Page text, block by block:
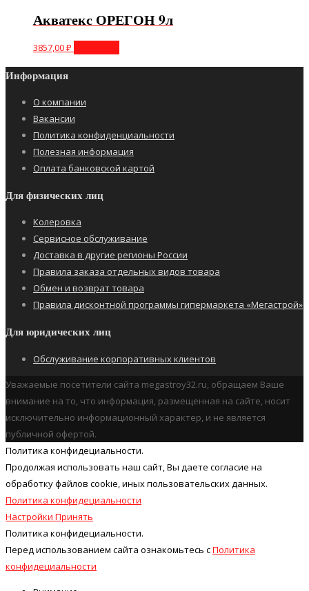
Акватекс ОРЕГОН 9л
3857,00₽
Информация
О компании
Вакансии
Политика конфиденциальности
Полезная информация
Оплата банковской картой
Для физических лиц
Колеровка
Сервисное обслуживание
Доставка в другие регионы России
Правила заказа отдельных видов товара
Обмен и возврат товара
Правила дисконтной программы гипермаркета «Мегастрой»
Для юридических лиц
Обслуживание корпоративных клиентов
Уважаемые посетители сайта megastroy32.ru, обращаем Ваше
внимание на то, что информация, размещенная на сайте, носит
исключительно информационный характер, и не является
публичной офертой.
Политика конфидециальности.
Продолжая использовать наш cайт, Вы даете согласие на
обработку файлов cookie, иных пользовательских данных.
Политика конфидециальности
Настройки Принять
Политика конфидециальности.
Перед использованием сайта ознакомьтесь сПолитика
конфидециальности